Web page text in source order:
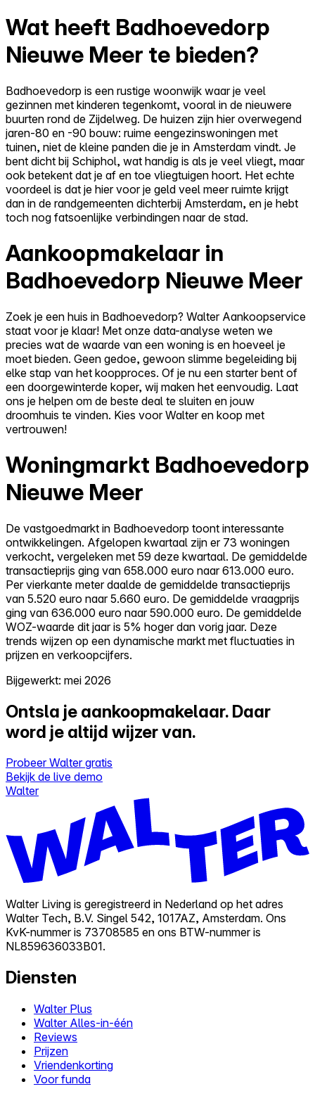
Wat heeft Badhoevedorp
Nieuwe Meer te bieden?
Badhoevedorp is een rustige woonwijk waar je veel
gezinnen met kinderen tegenkomt, vooral in de nieuwere
buurten rond de Zijdelweg. De huizen zijn hier overwegend
jaren-80 en -90 bouw: ruime eengezinswoningen met
tuinen, niet de kleine panden die je in Amsterdam vindt. Je
bent dicht bij Schiphol, wat handig is als je veel vliegt, maar
ook betekent dat je af en toe vliegtuigen hoort. Het echte
voordeel is dat je hier voor je geld veel meer ruimte krijgt
dan in de randgemeenten dichterbij Amsterdam, en je hebt
toch nog fatsoenlijke verbindingen naar de stad.
Aankoopmakelaar in
Badhoevedorp Nieuwe Meer
Zoek je een huis in Badhoevedorp? Walter Aankoopservice
staat voor je klaar! Met onze data-analyse weten we
precies wat de waarde van een woning is en hoeveel je
moet bieden. Geen gedoe, gewoon slimme begeleiding bij
elke stap van het koopproces. Of je nu een starter bent of
een doorgewinterde koper, wij maken het eenvoudig. Laat
ons je helpen om de beste deal te sluiten en jouw
droomhuis te vinden. Kies voor Walter en koop met
vertrouwen!
Woningmarkt Badhoevedorp
Nieuwe Meer
De vastgoedmarkt in Badhoevedorp toont interessante
ontwikkelingen. Afgelopen kwartaal zijn er 73 woningen
verkocht, vergeleken met 59 deze kwartaal. De gemiddelde
transactieprijs ging van 658.000 euro naar 613.000 euro.
Per vierkante meter daalde de gemiddelde transactieprijs
van 5.520 euro naar 5.660 euro. De gemiddelde vraagprijs
ging van 636.000 euro naar 590.000 euro. De gemiddelde
WOZ-waarde dit jaar is 5% hoger dan vorig jaar. Deze
trends wijzen op een dynamische markt met fluctuaties in
prijzen en verkoopcijfers.
Bijgewerkt: mei 2026
Ontsla je aankoopmakelaar. Daar
word je altijd wijzer van.
Probeer Walter gratis
Bekijk de live demo
Walter
Walter Living is geregistreerd in Nederland op het adres
Walter Tech, B.V. Singel 542, 1017AZ, Amsterdam. Ons
KvK-nummer is 73708585 en ons BTW-nummer is
NL859636033B01.
Diensten
Walter Plus
Walter Alles-in-één
Reviews
Prijzen
Vriendenkorting
Voor funda